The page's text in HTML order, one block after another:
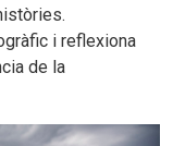
i reflexiona
de la